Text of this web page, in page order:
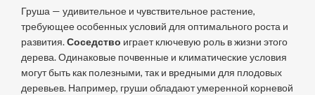
Груша — удивительное и чувствительное растение,
требующее особенных условий для оптимального роста и
развития.Соседство играет ключевую роль в жизни этого
дерева. Одинаковые почвенные и климатические условия
могут быть как полезными, так и вредными для плодовых
деревьев. Например, груши обладают умеренной корневой